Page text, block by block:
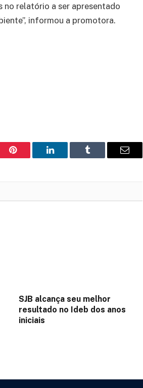
no relatório a ser apresentado
informou a promotora.
Pinterest LinkedIn Tumblr Email
SJB alcança seu melhor
resultado no Ideb dos anos
iniciais